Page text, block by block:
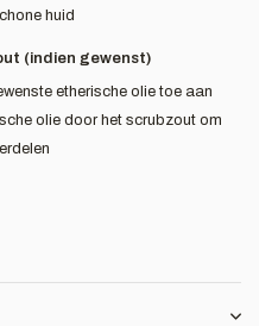
huid
(indien gewenst)
etherische olie toe aan
olie door het scrubzout om